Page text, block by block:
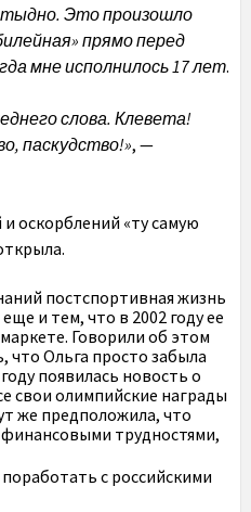
Это произошло
прямо перед
мне исполнилось 17 лет.
слова. Клевета!
паскудство!», —
оскорблений «ту самую
постспортивная жизнь
и тем, что в 2002 году ее
Говорили об этом
что Ольга просто забыла
появилась новость о
свои олимпийские награды
же предположила, что
трудностями,
с российскими